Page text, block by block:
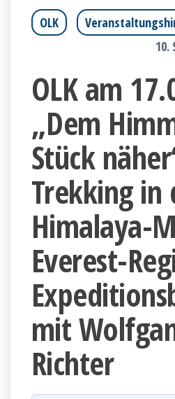
OLK
10.
OLK am
„Dem
Stück
Trekking in
Himalaya-
Everest-
mit
Richter